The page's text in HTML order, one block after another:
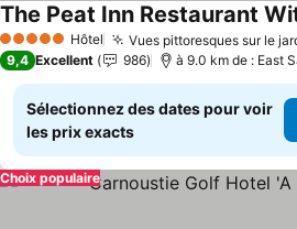
5 Étoiles Hôtel Vues pittoresques sur le
The Peat Inn Restaurant
9,4 Excellent 986 à 9.0 km de : East
Sélectionnez des dates pour voir
les prix exacts
Choix populaire